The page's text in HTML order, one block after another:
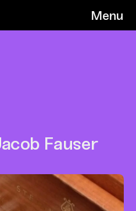
Menu
Fauser